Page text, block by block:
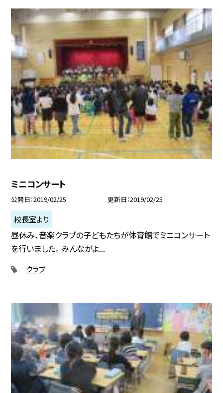
ミニコンサート
公開日 2019/02/25 更新日 2019/02/25
校長室より
昼休み、音楽クラブの子どもたちが体育館でミニコンサート
を行いました。 みんながよ...
クラブ